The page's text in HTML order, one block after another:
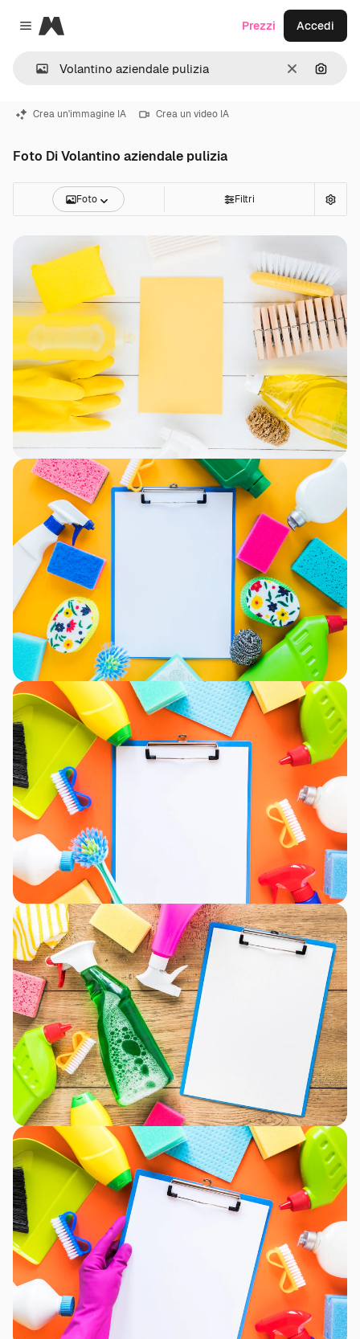
Close menu
Magnific
CancellaCerca
Prezzi Accedi
Crea un'immagine IA Crea un video IA
Foto Di Volantino aziendale pulizia
Foto Filtri